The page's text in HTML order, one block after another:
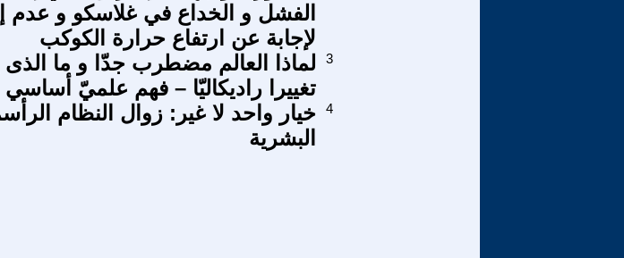
الفشل و الخداع في غلاسكو و عدم
لإجابة عن ارتفاع حرارة الكوكب
لماذا العالم مضطرب جدّا و ما الذى
تغييرا راديكاليّا – فهم علميّ أساسي
3
خيار واحد لا غير: زوال النظام
البشرية
4